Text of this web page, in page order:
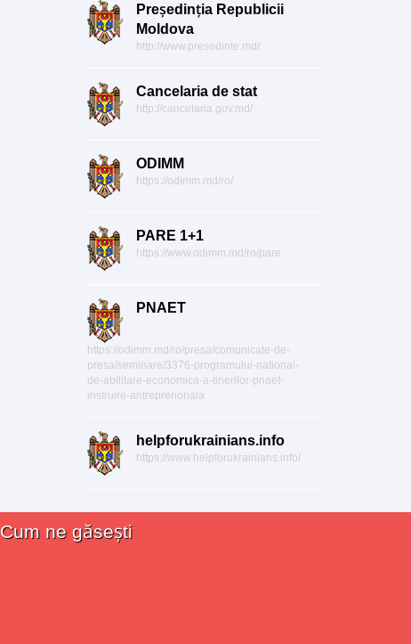
Președinția Republicii
Moldova
http://www.presedinte.md/
Cancelaria de stat
http://cancelaria.gov.md/
ODIMM
https://odimm.md/ro/
PARE 1+1
https://www.odimm.md/ro/pare
PNAET
https://odimm.md/ro/presa/comunicate-de-
presa/seminare/3376-programului-national-
de-abilitare-economica-a-tinerilor-pnaet-
instruire-antreprenoriala
helpforukrainians.info
https://www.helpforukrainians.info/
Cum ne găsești